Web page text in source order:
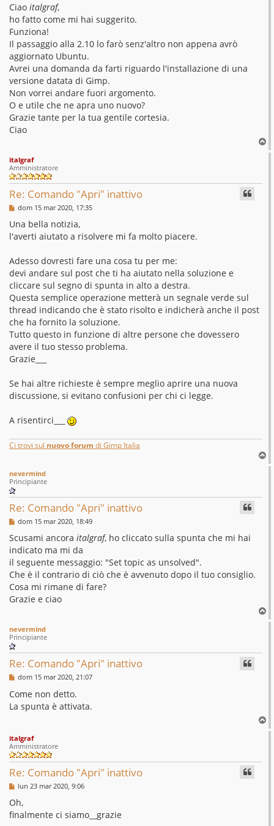
s
s
a
g
g
o
Ciao italgraf,
ho fatto come mi hai suggerito.
Funziona!
Il passaggio alla 2.10 lo farò senz'altro non appena avrò
aggiornato Ubuntu.
Avrei una domanda da farti riguardo l'installazione di una
versione datata di Gimp.
Non vorrei andare fuori argomento.
O e utile che ne apra uno nuovo?
Grazie tante per la tua gentile cortesia.
Ciao
o
italgraf
Amministratore
Re: Comando "Apri" inattivo
M
s
a
i
o
dom 15 mar 2020, 17:35
Una bella notizia,
l'averti aiutato a risolvere mi fa molto piacere.
Adesso dovresti fare una cosa tu per me:
devi andare sul post che ti ha aiutato nella soluzione e
cliccare sul segno di spunta in alto a destra.
Questa semplice operazione metterà un segnale verde sul
thread indicando che è stato risolto e indicherà anche il post
che ha fornito la soluzione.
Tutto questo in funzione di altre persone che dovessero
avere il tuo stesso problema.
Grazie___
Se hai altre richieste è sempre meglio aprire una nuova
discussione, si evitano confusioni per chi ci legge.
A risentirci___
Ci trovi sul nuovo forum di Gimp Italia
o
nevermind
Principiante
Re: Comando "Apri" inattivo
M
s
a
g
g
i
o
dom 15 mar 2020, 18:49
Scusami ancora italgraf, ho cliccato sulla spunta che mi hai
indicato ma mi da
il seguente messaggio: "Set topic as unsolved".
Che è il contrario di ciò che è avvenuto dopo il tuo consiglio.
Cosa mi rimane di fare?
Grazie e ciao
o
nevermind
Principiante
Re: Comando "Apri" inattivo
M
s
s
a
o
dom 15 mar 2020, 21:07
Come non detto.
La spunta è attivata.
o
italgraf
Amministratore
Re: Comando "Apri" inattivo
M
s
a
lun 23 mar 2020, 9:06
Oh,
finalmente ci siamo__grazie